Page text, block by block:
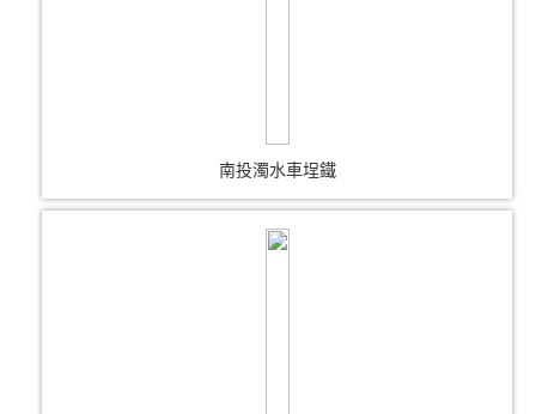
南投濁水車埕鐵